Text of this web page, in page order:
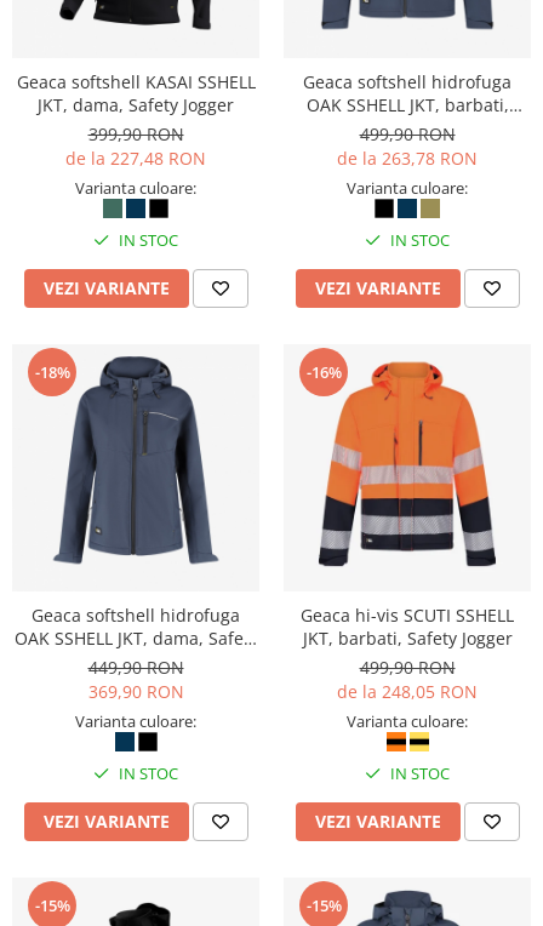
Geaca softshell KASAI SSHELL
JKT, dama, Safety Jogger
399,90 RON
de la 227,48 RON
Varianta culoare:
IN STOC
VEZI VARIANTE
Geaca softshell hidrofuga
OAK SSHELL JKT, barbati,
Safety Jogger
499,90 RON
de la 263,78 RON
Varianta culoare:
IN STOC
VEZI VARIANTE
-18%
Geaca softshell hidrofuga
OAK SSHELL JKT, dama, Safety
Jogger
449,90 RON
369,90 RON
Varianta culoare:
IN STOC
VEZI VARIANTE
-16%
Geaca hi-vis SCUTI SSHELL
JKT, barbati, Safety Jogger
499,90 RON
de la 248,05 RON
Varianta culoare:
IN STOC
VEZI VARIANTE
-15% -15%